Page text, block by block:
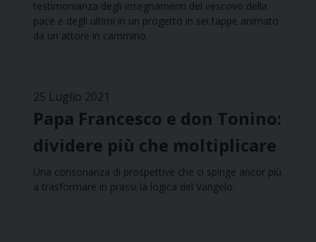
testimonianza degli insegnamenti del vescovo della
pace e degli ultimi in un progetto in sei tappe animato
da un attore in cammino.
25 Luglio 2021
Papa Francesco e don Tonino:
dividere più che moltiplicare
Una consonanza di prospettive che ci spinge ancor più
a trasformare in prassi la logica del Vangelo.